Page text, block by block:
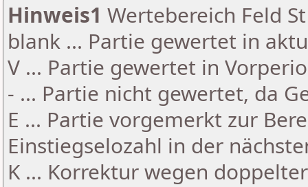
Hinweis1 Wertebereich Feld
blank ... Partie gewertet in
V ... Partie gewertet in
- ... Partie nicht gewertet, da
E ... Partie vorgemerkt zur
Einstiegselozahl in der
K ... Korrektur wegen